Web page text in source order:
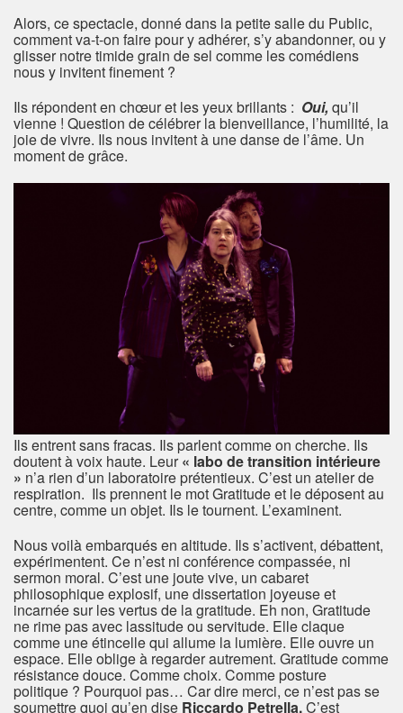
Alors, ce spectacle, donné dans la petite salle du Public,
comment va-t-on faire pour y adhérer, s’y abandonner, ou y
glisser notre timide grain de sel comme les comédiens
nous y invitent finement ?
Ils répondent en chœur et les yeux brillants : Oui, qu’il
vienne ! Question de célébrer la bienveillance, l’humilité, la
joie de vivre. Ils nous invitent à une danse de l’âme. Un
moment de grâce.
Ils entrent sans fracas. Ils parlent comme on cherche. Ils
doutent à voix haute. Leur« labo de transition intérieure
» n’a rien d’un laboratoire prétentieux. C’est un atelier de
respiration. Ils prennent le mot Gratitude et le déposent au
centre, comme un objet. Ils le tournent. L’examinent.
Nous voilà embarqués en altitude. Ils s’activent, débattent,
expérimentent. Ce n’est ni conférence compassée, ni
sermon moral. C’est une joute vive, un cabaret
philosophique explosif, une dissertation joyeuse et
incarnée sur les vertus de la gratitude. Eh non, Gratitude
ne rime pas avec lassitude ou servitude. Elle claque
comme une étincelle qui allume la lumière. Elle ouvre un
espace. Elle oblige à regarder autrement. Gratitude comme
résistance douce. Comme choix. Comme posture
politique ? Pourquoi pas… Car dire merci, ce n’est pas se
soumettre quoi qu’en dise Riccardo Petrella.C’est